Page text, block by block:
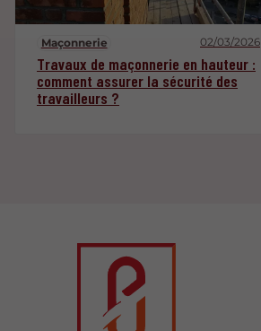
Maçonnerie 02/03/2026
Travaux de maçonnerie en hauteur :
comment assurer la sécurité des
travailleurs ?